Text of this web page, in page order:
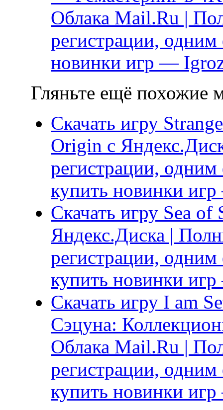
Облака Mail.Ru |
регистрации,
новинки игр —
Гляньте ещё похожие
Скачать игру
Origin с
регистрации,
купить новинки
Скачать игру Sea of
Яндекс.Диска |
регистрации,
купить новинки
Скачать игру I am
Сэцуна:
Облака Mail.Ru |
регистрации,
купить новинки